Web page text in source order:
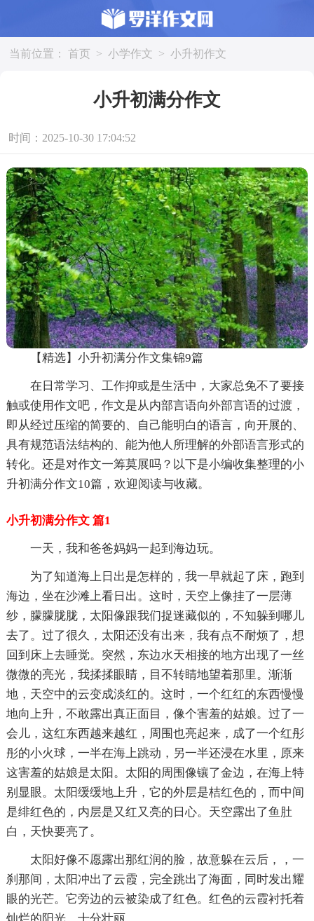
当前位置： 首页 > 小学作文 > 小升初作文
小升初满分作文
时间：2025-10-30 17:04:52
【精选】小升初满分作文集锦9篇
在日常学习、工作抑或是生活中，大家总免不了要接
触或使用作文吧，作文是从内部言语向外部言语的过渡，
即从经过压缩的简要的、自己能明白的语言，向开展的、
具有规范语法结构的、能为他人所理解的外部语言形式的
转化。还是对作文一筹莫展吗？以下是小编收集整理的小
升初满分作文10篇，欢迎阅读与收藏。
小升初满分作文 篇1
一天，我和爸爸妈妈一起到海边玩。
为了知道海上日出是怎样的，我一早就起了床，跑到
海边，坐在沙滩上看日出。这时，天空上像挂了一层薄
纱，朦朦胧胧，太阳像跟我们捉迷藏似的，不知躲到哪儿
去了。过了很久，太阳还没有出来，我有点不耐烦了，想
回到床上去睡觉。突然，东边水天相接的地方出现了一丝
微微的亮光，我揉揉眼睛，目不转睛地望着那里。渐渐
地，天空中的云变成淡红的。这时，一个红红的东西慢慢
地向上升，不敢露出真正面目，像个害羞的姑娘。过了一
会儿，这红东西越来越红，周围也亮起来，成了一个红彤
彤的小火球，一半在海上跳动，另一半还浸在水里，原来
这害羞的姑娘是太阳。太阳的周围像镶了金边，在海上特
别显眼。太阳缓缓地上升，它的外层是桔红色的，而中间
是绯红色的，内层是又红又亮的日心。天空露出了鱼肚
白，天快要亮了。
太阳好像不愿露出那红润的脸，故意躲在云后，，一
刹那间，太阳冲出了云霞，完全跳出了海面，同时发出耀
眼的光芒。它旁边的云被染成了红色。红色的云霞衬托着
灿烂的阳光，十分壮丽。